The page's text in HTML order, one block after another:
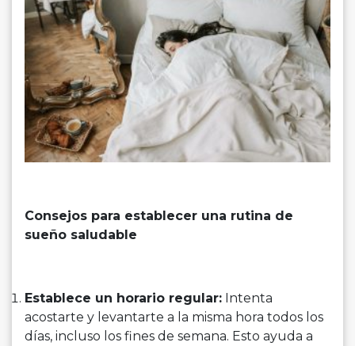
Consejos para establecer una rutina de
sueño saludable
Establece un horario regular: Intenta
acostarte y levantarte a la misma hora todos los
días, incluso los fines de semana. Esto ayuda a